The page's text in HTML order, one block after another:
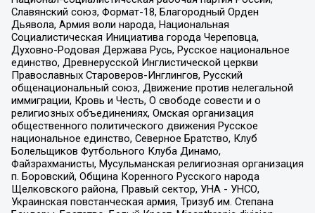
Славянский союз, Формат-18, Благородный Орден
Дьявола, Армия воли народа, Национальная
Социалистическая Инициатива города Череповца,
Духовно-Родовая Держава Русь, Русское национальное
единство, Древнерусской Инглистической церкви
Православных Староверов-Инглингов, Русский
общенациональный союз, Движение против нелегальной
иммиграции, Кровь и Честь, О свободе совести и о
религиозных объединениях, Омская организация
общественного политического движения Русское
национальное единство, Северное Братство, Клуб
Болельщиков Футбольного Клуба Динамо,
Файзрахманисты, Мусульманская религиозная организация
п. Боровский, Община Коренного Русского народа
Щелковского района, Правый сектор, УНА - УНСО,
Украинская повстанческая армия, Тризуб им. Степана